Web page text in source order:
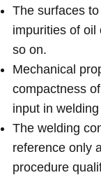
The surfaces
impurities of oil
so on.
Mechanical
compactness
input in
The welding
reference only
procedure